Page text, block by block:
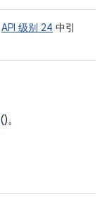
API 级别 24 中引
()。